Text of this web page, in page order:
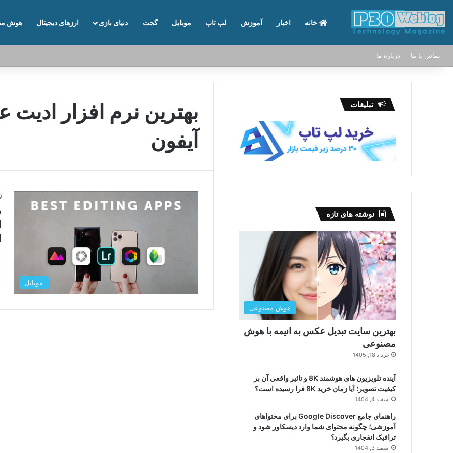
خانه اخبار آموزش لپ تاپ موبایل گجت دنیای بازی ارزهای دیجیتال هوش
تماس با ما درباره ما
بهترین نرم افزار
آیفون
موبایل
تبلیغات
نوشته های تازه
هوش مصنوعی
بهترین سایت تبدیل عکس به انیمه با هوش
مصنوعی
خرداد 18, 1405
آینده تلویزیون های هوشمند 8K و تاثیر واقعی آن بر
کیفیت تصویر؛ آیا زمان خرید 8K فرا رسیده است؟
اسفند 4, 1404
راهنمای جامع Google Discover برای محتواهای
آموزشی؛ چگونه محتوای شما وارد دیسکاور شود و
ترافیک انفجاری بگیرد؟
اسفند 3, 1404